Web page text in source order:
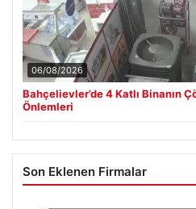
06/08/2026
Bahçelievler’de 4 Katlı Binanın
Önlemleri
Son Eklenen Firmalar